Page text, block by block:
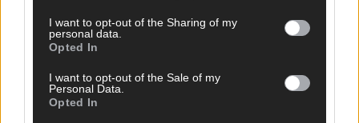
I want to opt-out of the Sharing of my
personal data.
Opted In
I want to opt-out of the Sale of my
Personal Data.
Opted In